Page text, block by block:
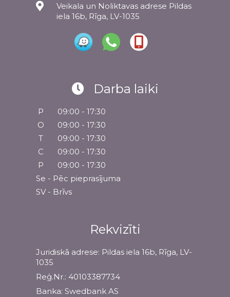
Veikala un Noliktavas adrese Pildas
iela 16b, Rīga, LV-1035
Darba laiki
P
09:00 - 17:30
O
09:00 - 17:30
T
09:00 - 17:30
C
09:00 - 17:30
P
09:00 - 17:30
Se - Pēc pieprasījuma
SV - Brīvs
Rekvizīti
Juridiskā adrese: Pildas iela 16b, Rīga, LV-
1035
Reģ.Nr.: 40103387734
Banka: Swedbank AS